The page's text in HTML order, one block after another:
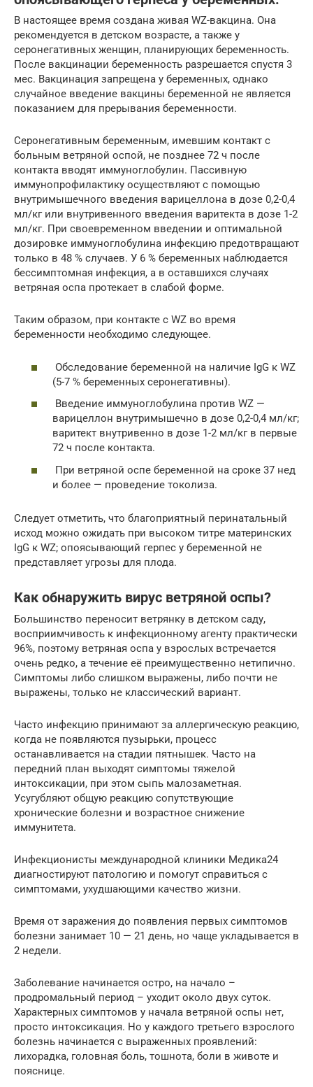
В настоящее время создана живая WZ-вакцина. Она
рекомендуется в детском возрасте, а также у
серонегативных женщин, планирующих беременность.
После вакцинации беременность разрешается спустя 3
мес. Вакцинация запрещена у беременных, однако
случайное введение вакцины беременной не является
показанием для прерывания беременности.
Серонегативным беременным, имевшим контакт с
больным ветряной оспой, не позднее 72 ч после
контакта вводят иммуноглобулин. Пассивную
иммунопрофилактику осуществляют с помощью
внутримышечного введения варицеллона в дозе 0,2-0,4
мл/кг или внутривенного введения варитекта в дозе 1-2
мл/кг. При своевременном введении и оптимальной
дозировке иммуноглобулина инфекцию предотвращают
только в 48 % случаев. У 6 % беременных наблюдается
бессимптомная инфекция, а в оставшихся случаях
ветряная оспа протекает в слабой форме.
Таким образом, при контакте с WZ во время
беременности необходимо следующее.
Обследование беременной на наличие IgG к WZ
(5-7 % беременных серонегативны).
Введение иммуноглобулина против WZ —
варицеллон внутримышечно в дозе 0,2-0,4 мл/кг;
варитект внутривенно в дозе 1-2 мл/кг в первые
72 ч после контакта.
При ветряной оспе беременной на сроке 37 нед
и более — проведение токолиза.
Следует отметить, что благоприятный перинатальный
исход можно ожидать при высоком титре материнских
IgG к WZ; опоясывающий герпес у беременной не
представляет угрозы для плода.
Как обнаружить вирус ветряной оспы?
Большинство переносит ветрянку в детском саду,
восприимчивость к инфекционному агенту практически
96%, поэтому ветряная оспа у взрослых встречается
очень редко, а течение её преимущественно нетипично.
Симптомы либо слишком выражены, либо почти не
выражены, только не классический вариант.
Часто инфекцию принимают за аллергическую реакцию,
когда не появляются пузырьки, процесс
останавливается на стадии пятнышек. Часто на
передний план выходят симптомы тяжелой
интоксикации, при этом сыпь малозаметная.
Усугубляют общую реакцию сопутствующие
хронические болезни и возрастное снижение
иммунитета.
Инфекционисты международной клиники Медика24
диагностируют патологию и помогут справиться с
симптомами, ухудшающими качество жизни.
Время от заражения до появления первых симптомов
болезни занимает 10 — 21 день, но чаще укладывается в
2 недели.
Заболевание начинается остро, на начало –
продромальный период – уходит около двух суток.
Характерных симптомов у начала ветряной оспы нет,
просто интоксикация. Но у каждого третьего взрослого
болезнь начинается с выраженных проявлений:
лихорадка, головная боль, тошнота, боли в животе и
пояснице.